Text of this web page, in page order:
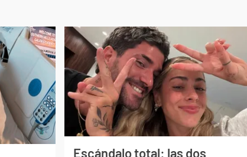
Escándalo total: las dos